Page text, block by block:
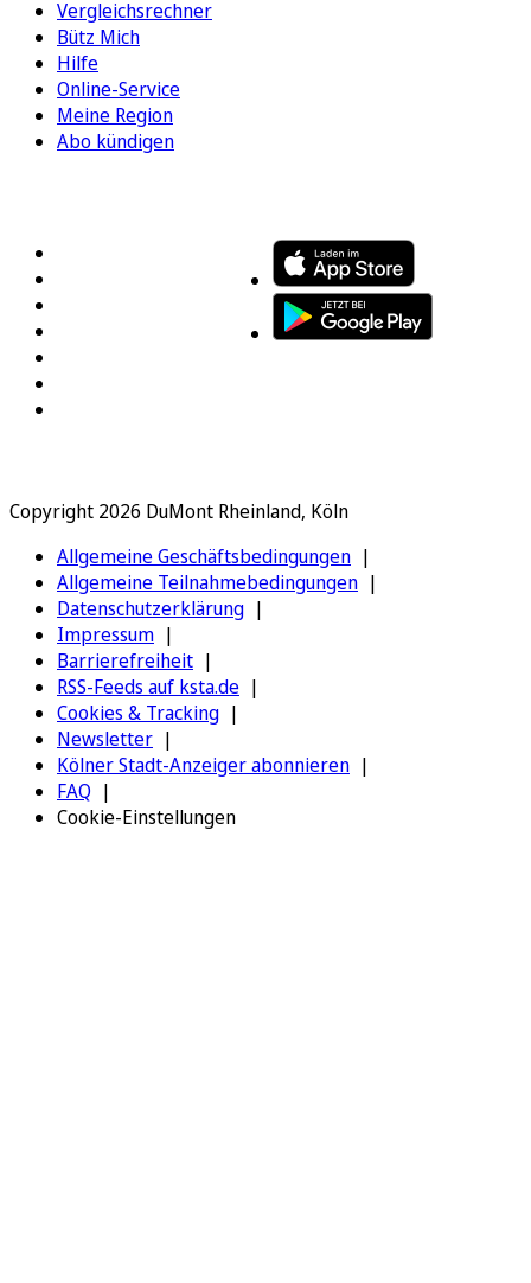
Vergleichsrechner
Bütz Mich
Hilfe
Online-Service
Meine Region
Abo kündigen
Copyright 2026 DuMont Rheinland, Köln
Allgemeine Geschäftsbedingungen
Allgemeine Teilnahmebedingungen
Datenschutzerklärung
Impressum
Barrierefreiheit
RSS-Feeds auf ksta.de
Cookies & Tracking
Newsletter
Kölner Stadt-Anzeiger abonnieren
FAQ
Cookie-Einstellungen